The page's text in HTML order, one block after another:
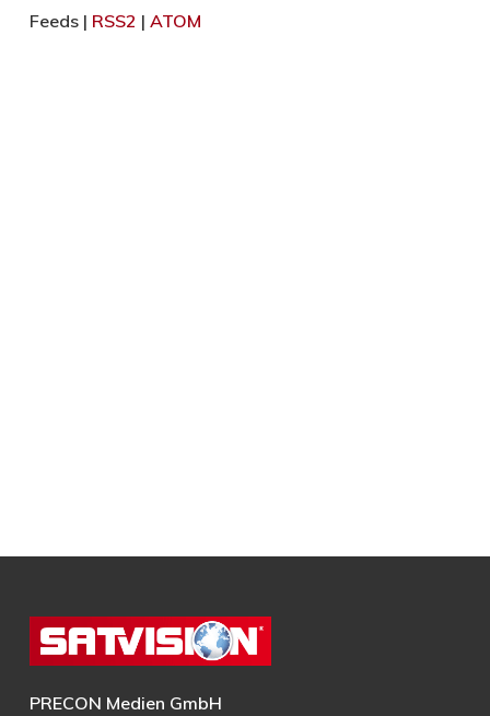
Feeds | RSS2 | ATOM
PRECON Medien GmbH